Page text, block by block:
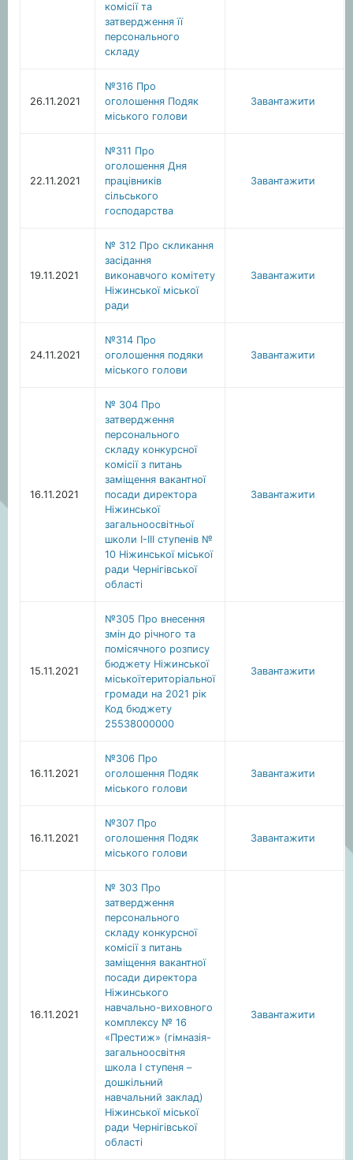
комісії та
затвердження її
персонального
складу
26.11.2021
№316 Про
оголошення Подяк
міського голови
Завантажити
22.11.2021
№311 Про
оголошення Дня
працівників
сільського
господарства
Завантажити
19.11.2021
№ 312 Про скликання
засідання
виконавчого комітету
Ніжинської міської
ради
Завантажити
24.11.2021
№314 Про
оголошення подяки
міського голови
Завантажити
16.11.2021
№ 304 Про
затвердження
персонального
складу конкурсної
комісії з питань
заміщення вакантної
посади директора
Ніжинської
загальноосвітньої
школи І-ІІІ ступенів №
10 Ніжинської міської
ради Чернігівської
області
Завантажити
15.11.2021
№305 Про внесення
змін до річного та
помісячного розпису
бюджету Ніжинської
міськоїтериторіальної
громади на 2021 рік
Код бюджету
25538000000
Завантажити
16.11.2021
№306 Про
оголошення Подяк
міського голови
Завантажити
16.11.2021
№307 Про
оголошення Подяк
міського голови
Завантажити
16.11.2021
№ 303 Про
затвердження
персонального
складу конкурсної
комісії з питань
заміщення вакантної
посади директора
Ніжинського
навчально-виховного
комплексу № 16
«Престиж» (гімназія-
загальноосвітня
школа І ступеня –
дошкільний
навчальний заклад)
Ніжинської міської
ради Чернігівської
області
Завантажити